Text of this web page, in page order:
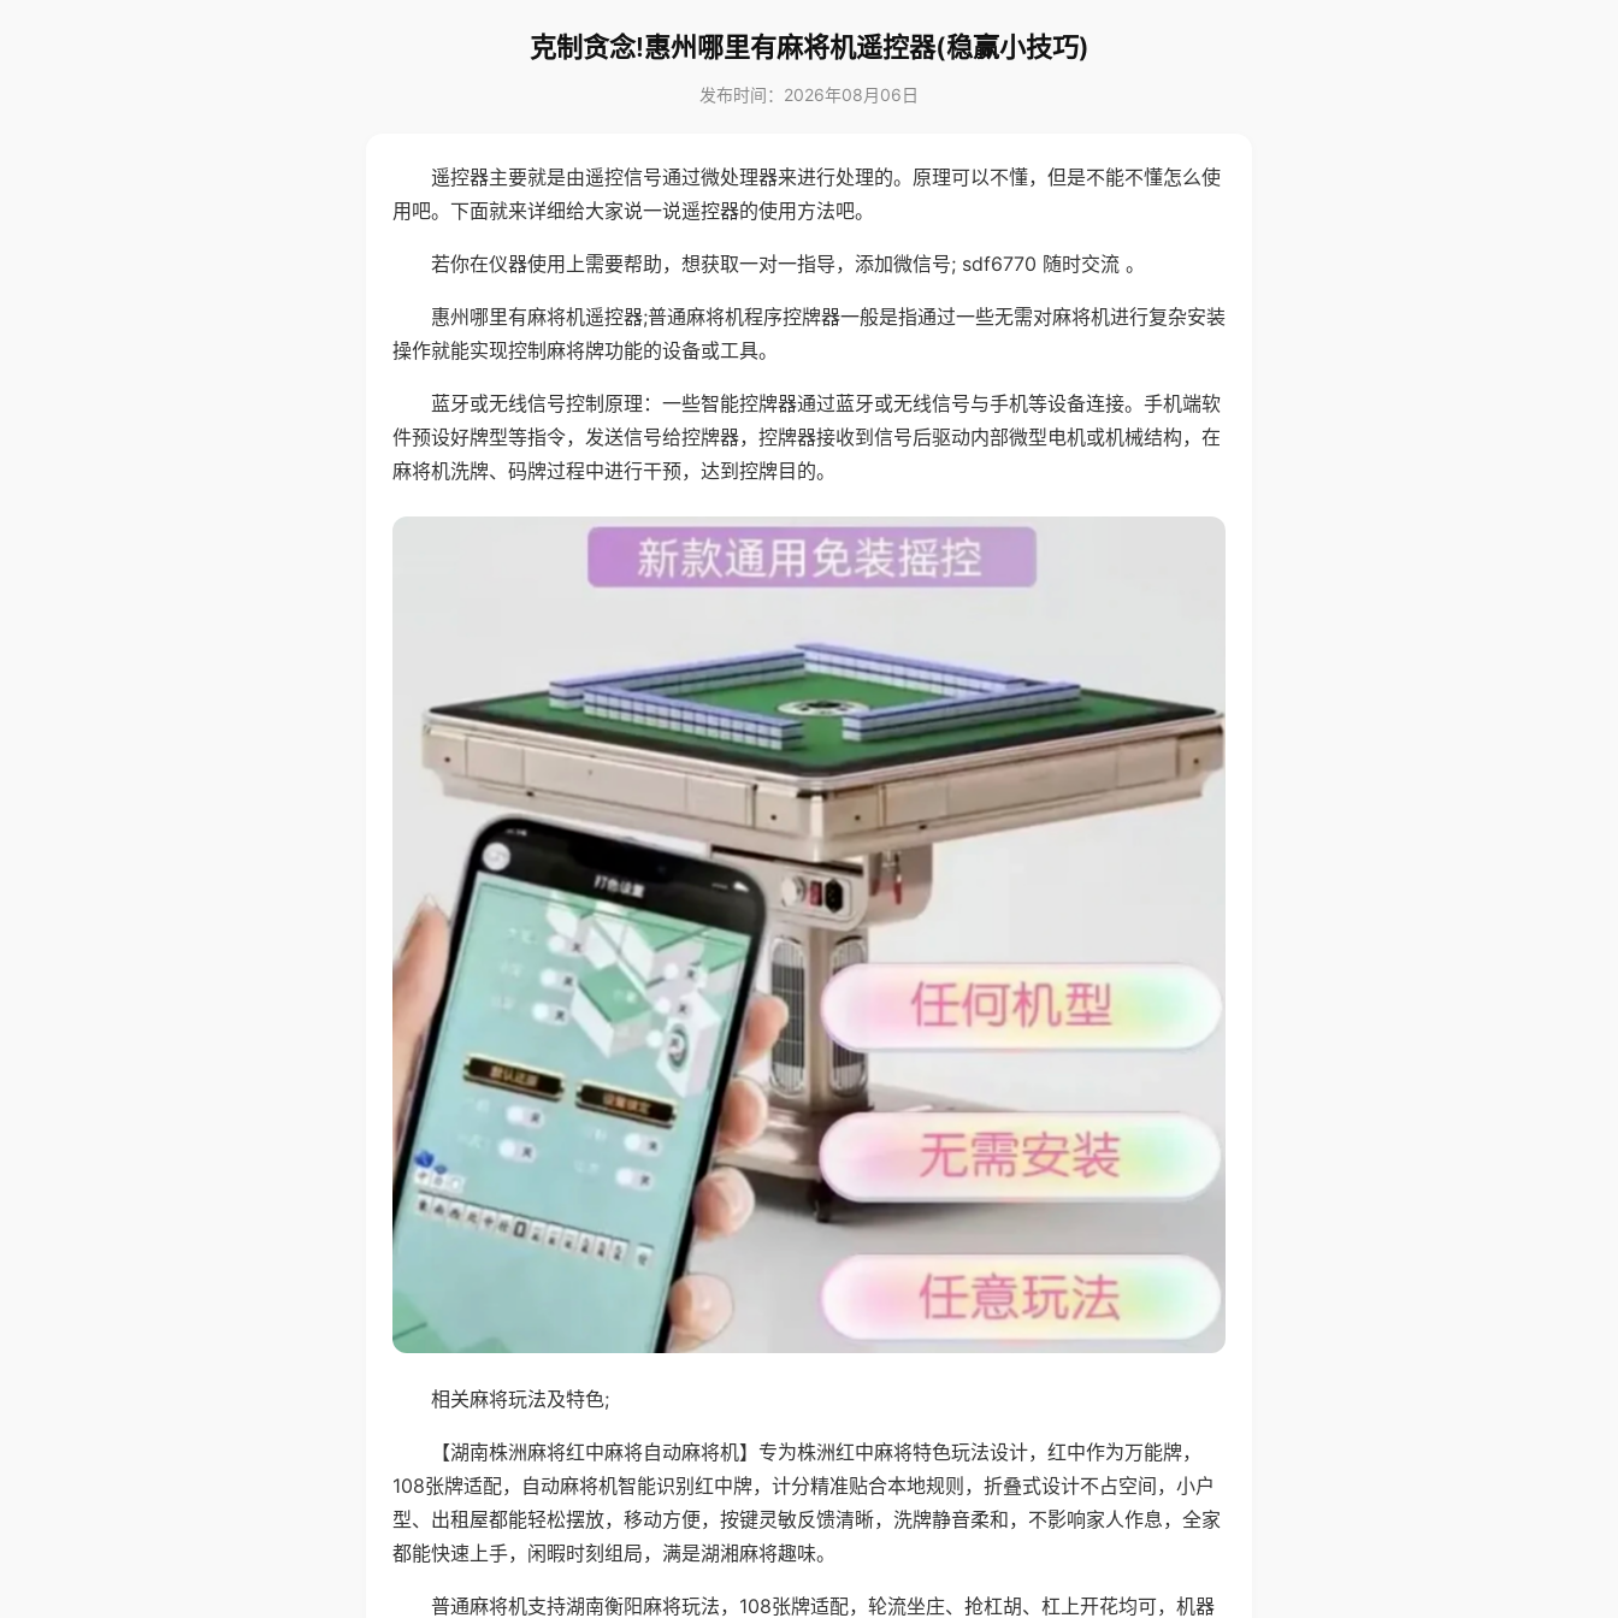
克制贪念!惠州哪里有麻将机遥控器(稳赢小技巧)
发布时间：2026年08月06日
遥控器主要就是由遥控信号通过微处理器来进行处理的。原理可以不懂，但是不能不懂怎么使
用吧。下面就来详细给大家说一说遥控器的使用方法吧。
若你在仪器使用上需要帮助，想获取一对一指导，添加微信号; sdf6770 随时交流 。
惠州哪里有麻将机遥控器;普通麻将机程序控牌器一般是指通过一些无需对麻将机进行复杂安装
操作就能实现控制麻将牌功能的设备或工具。
蓝牙或无线信号控制原理：一些智能控牌器通过蓝牙或无线信号与手机等设备连接。手机端软
件预设好牌型等指令，发送信号给控牌器，控牌器接收到信号后驱动内部微型电机或机械结构，在
麻将机洗牌、码牌过程中进行干预，达到控牌目的。
相关麻将玩法及特色;
【湖南株洲麻将红中麻将自动麻将机】专为株洲红中麻将特色玩法设计，红中作为万能牌，
108张牌适配，自动麻将机智能识别红中牌，计分精准贴合本地规则，折叠式设计不占空间，小户
型、出租屋都能轻松摆放，移动方便，按键灵敏反馈清晰，洗牌静音柔和，不影响家人作息，全家
都能快速上手，闲暇时刻组局，满是湖湘麻将趣味。
普通麻将机支持湖南衡阳麻将玩法，108张牌适配，轮流坐庄、抢杠胡、杠上开花均可，机器